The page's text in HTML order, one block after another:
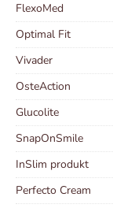
FlexoMed
Optimal Fit
Vivader
OsteAction
Glucolite
SnapOnSmile
InSlim produkt
Perfecto Cream